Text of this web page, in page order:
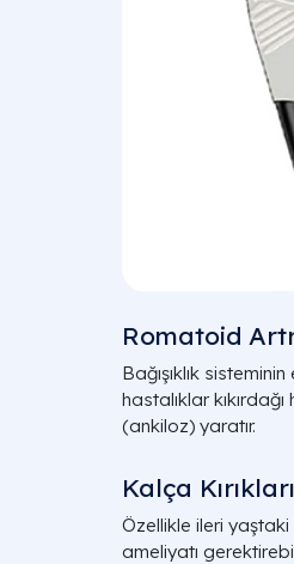
Romatoid
Bağışıklık
hastalıklar
(ankiloz) yaratır.
Kalça
Özellikle ileri
ameliyatı